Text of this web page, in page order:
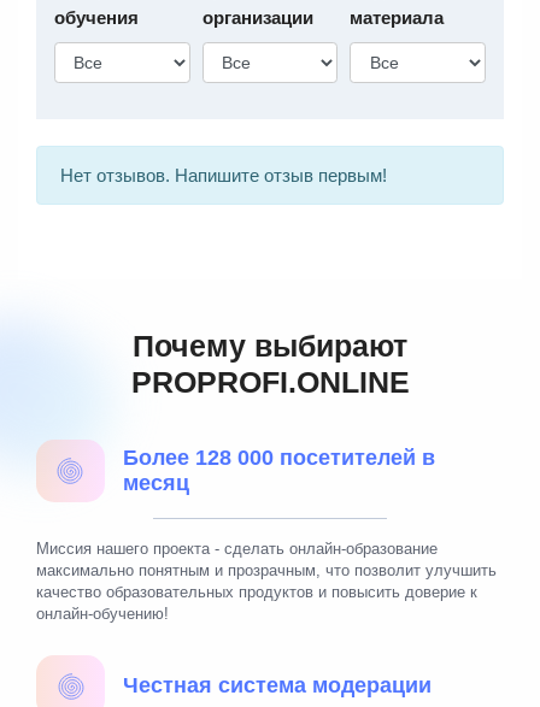
обучения
организации
материала
Нет отзывов. Напишите отзыв первым!
Почему выбирают
PROPROFI.ONLINE
Более 128 000 посетителей в
месяц
Миссия нашего проекта - сделать онлайн-образование
максимально понятным и прозрачным, что позволит улучшить
качество образовательных продуктов и повысить доверие к
онлайн-обучению!
Честная система модерации